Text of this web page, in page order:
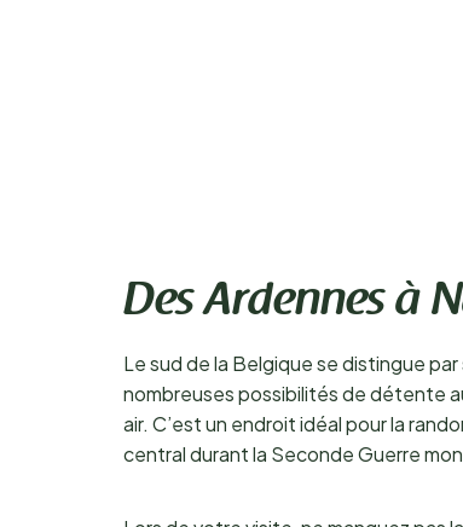
Des Ardennes à
Le sud de la Belgique se distingue
nombreuses possibilités de détente
air. C’est un endroit idéal pour la
central durant la Seconde Guerre